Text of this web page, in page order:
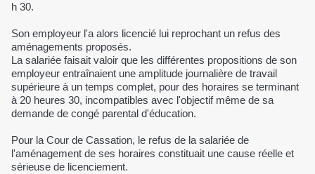
h 30.
Son employeur l'a alors licencié lui reprochant un refus des
aménagements proposés.
La salariée faisait valoir que les différentes propositions de son
employeur entraînaient une amplitude journalière de travail
supérieure à un temps complet, pour des horaires se terminant
à 20 heures 30, incompatibles avec l'objectif même de sa
demande de congé parental d'éducation.
Pour la Cour de Cassation, le refus de la salariée de
l'aménagement de ses horaires constituait une cause réelle et
sérieuse de licenciement.